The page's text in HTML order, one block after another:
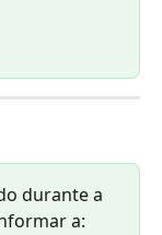
durante a
a: